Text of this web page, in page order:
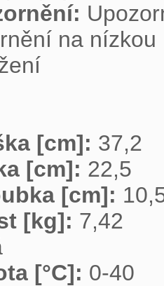
na
[cm]:
[cm]:
[cm]:
[kg]:
[°C]: 0-40